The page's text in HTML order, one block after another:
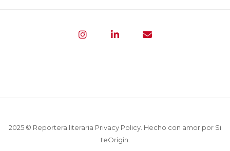
2025 © Reportera literaria Privacy Policy. Hecho con amor por Si
teOrigin.